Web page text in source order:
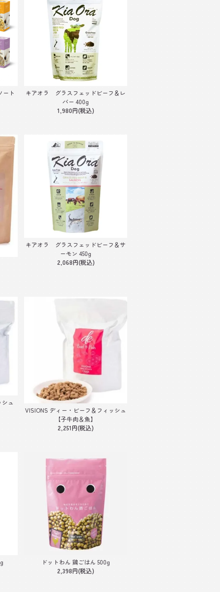
ート
キアオラ グラスフェッドビーフ＆レ
バー 400g
1,980円(税込)
キアオラ グラスフェッドビーフ＆サ
ーモン 450g
2,068円(税込)
ュ
VISIONS ディー・ビーフ＆フィッシュ
【子牛肉＆魚】
2,251円(税込)
ドットわん 鶏ごはん 500g
2,398円(税込)